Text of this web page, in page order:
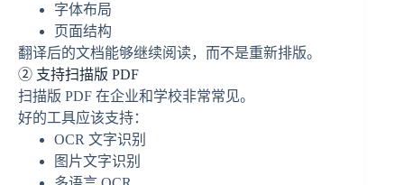
字体布局
页面结构
翻译后的文档能够继续阅读，而不是重新排版。
② 支持扫描版 PDF
扫描版 PDF 在企业和学校非常常见。
好的工具应该支持：
OCR 文字识别
图片文字识别